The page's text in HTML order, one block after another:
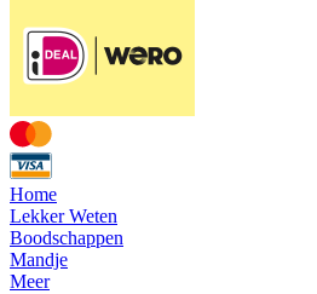
Home
Lekker Weten
Boodschappen
Mandje
Meer